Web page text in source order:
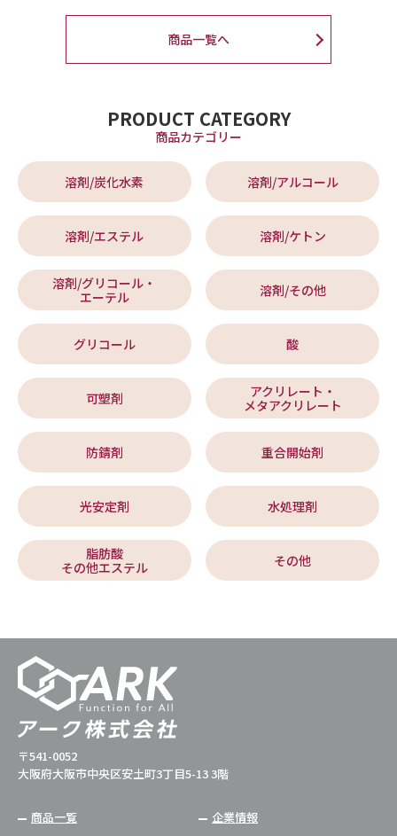
商品一覧へ
PRODUCT CATEGORY
商品カテゴリー
溶剤/炭化水素 溶剤/アルコール
溶剤/エステル 溶剤/ケトン
溶剤/グリコール・
エーテル
溶剤/その他
グリコール 酸
可塑剤
アクリレート・
メタアクリレート
防錆剤 重合開始剤
光安定剤 水処理剤
脂肪酸
その他エステル
その他
〒541-0052
大阪府大阪市中央区安土町3丁目5-13 3階
商品一覧 企業情報